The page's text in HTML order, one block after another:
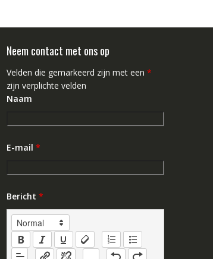
Neem contact met ons op
Velden die gemarkeerd zijn met een *
zijn verplichte velden
Naam
E-mail *
Bericht *